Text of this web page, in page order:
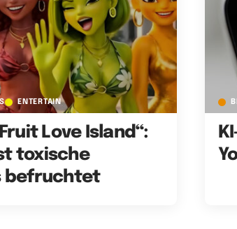
ENTERTAIN
Love Island“:
toxische
befruchtet